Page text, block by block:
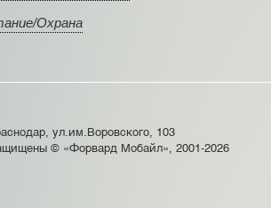
Охрана
ул.им.Воровского, 103
© «Форвард Мобайл», 2001-2026